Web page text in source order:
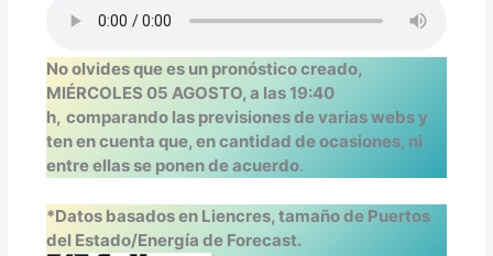
No olvides que es un pronóstico creado,
MIÉRCOLES 05 AGOSTO, a las 19:40
h, comparando las previsiones de varias webs y
ten en cuenta que, en cantidad de ocasiones, ni
entre ellas se ponen de acuerdo.
*Datos basados en Liencres, tamaño de Puertos
del Estado/Energía de Forecast.